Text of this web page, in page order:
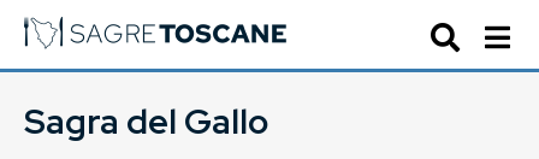
Sagra del Gallo